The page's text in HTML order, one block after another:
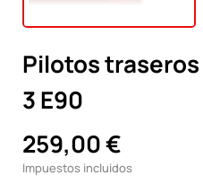
Pilotos traseros
3 E90
259,00 €
Impuestos incluidos